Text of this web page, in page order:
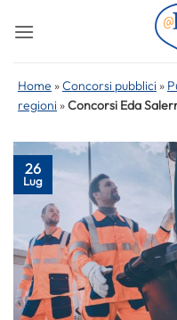
Home »Concorsi pubblici »
regioni »Concorsi Eda
26
Lug